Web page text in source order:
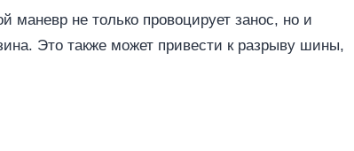
маневр не только провоцирует занос, но и
Это также может привести к разрыву шины,